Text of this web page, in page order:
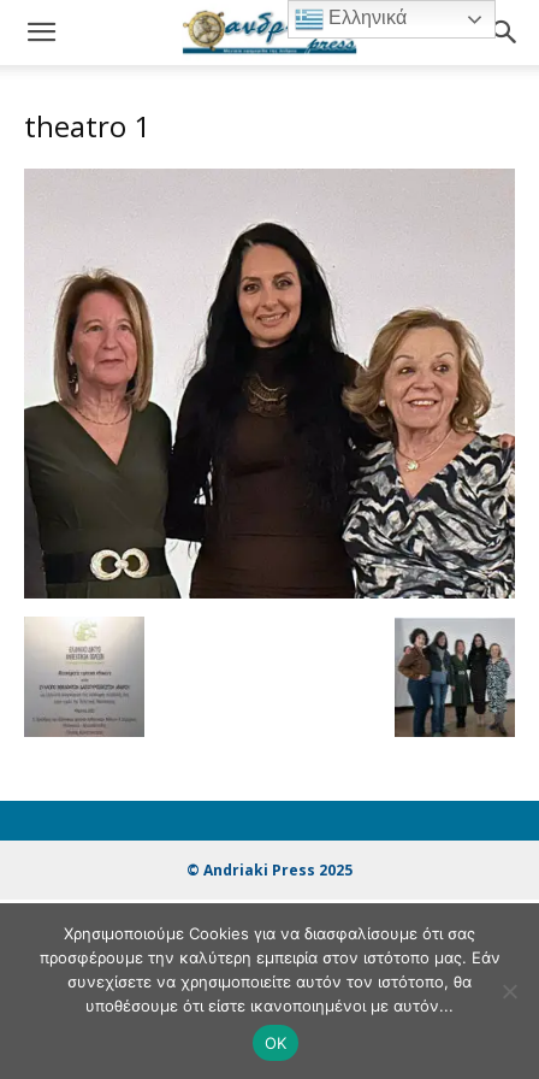
theatro 1
© Andriaki Press 2025
Ελληνικά
Χρησιμοποιούμε Cookies για να διασφαλίσουμε ότι σας
προσφέρουμε την καλύτερη εμπειρία στον ιστότοπο μας. Εάν
συνεχίσετε να χρησιμοποιείτε αυτόν τον ιστότοπο, θα
υποθέσουμε ότι είστε ικανοποιημένοι με αυτόν...
OK